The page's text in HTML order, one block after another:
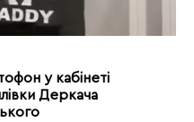
у кабінеті
Деркача